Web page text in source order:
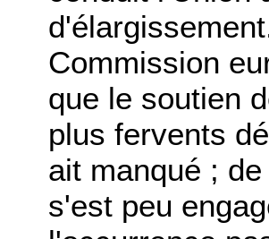
Commission
que le soutien
plus fervents
ait manqué ;
s'est peu